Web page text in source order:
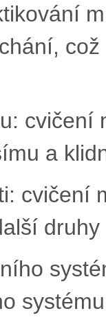
cvičení
a
cvičení